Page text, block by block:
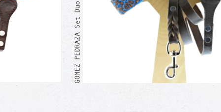
GOMEZ PEDRAZA Set Duo